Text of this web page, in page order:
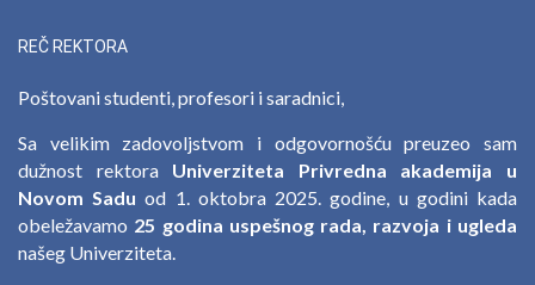
REČ REKTORA
Poštovani studenti, profesori i saradnici,
Sa velikim zadovoljstvom i odgovornošću preuzeo sam
dužnost rektora Univerziteta Privredna akademija u
Novom Sadu od 1. oktobra 2025. godine, u godini kada
obeležavamo 25 godina uspešnog rada, razvoja i ugleda
našeg Univerziteta.